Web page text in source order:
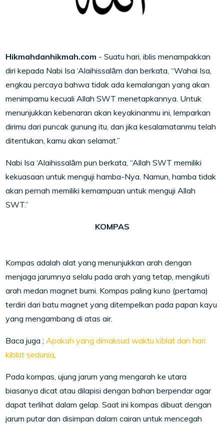
Hikmahdanhikmah.com - Suatu hari, iblis menampakkan
diri kepada Nabi Isa ‘Alaihissalām dan berkata, “Wahai Isa,
engkau percaya bahwa tidak ada kemalangan yang akan
menimpamu kecuali Allah SWT menetapkannya. Untuk
menunjukkan kebenaran akan keyakinanmu ini, lemparkan
dirimu dari puncak gunung itu, dan jika kesalamatanmu telah
ditentukan, kamu akan selamat.”
Nabi Isa ‘Alaihissalām pun berkata, “Allah SWT memiliki
kekuasaan untuk menguji hamba-Nya. Namun, hamba tidak
akan pernah memiliki kemampuan untuk menguji Allah
SWT.”
KOMPAS
Kompas adalah alat yang menunjukkan arah dengan
menjaga jarumnya selalu pada arah yang tetap, mengikuti
arah medan magnet bumi. Kompas paling kuno (pertama)
terdiri dari batu magnet yang ditempelkan pada papan kayu
yang mengambang di atas air.
Baca juga ;Apakah yang dimaksud waktu kiblat dan hari
kiblat sedunia.
Pada kompas, ujung jarum yang mengarah ke utara
biasanya dicat atau dilapisi dengan bahan berpendar agar
dapat terlihat dalam gelap. Saat ini kompas dibuat dengan
jarum putar dan disimpan dalam cairan untuk mencegah